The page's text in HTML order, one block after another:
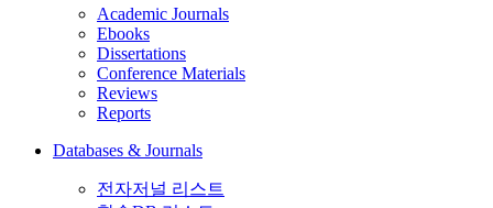
Academic Journals
Ebooks
Dissertations
Conference Materials
Reviews
Reports
Databases & Journals
전자저널 리스트